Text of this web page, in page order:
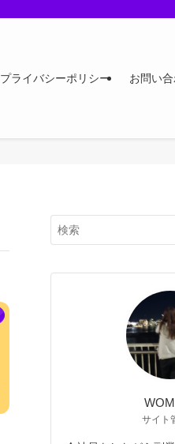
プライバシーポリシー お問い
サイト